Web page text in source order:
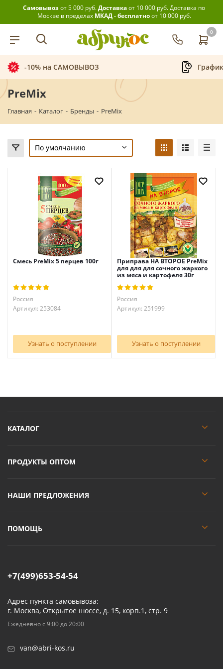
Самовывозот 5 000 руб.Доставкаот 10 000 руб.Доставка по
Москве в пределах МКАД - бесплатноот 10 000 руб.
0
-10% на САМОВЫВОЗ
PreMix
Главная - Каталог - Бренды - PreMix
По умолчанию
Смесь PreMix 5 перцев 100г
Россия
Артикул: 253084
Узнать о поступлении
Приправа НА ВТОРОЕ PreMix
для для для сочного жаркого
из мяса и картофеля 30г
Россия
Артикул: 251999
Узнать о поступлении
КАТАЛОГ
ПРОДУКТЫ ОПТОМ
НАШИ ПРЕДЛОЖЕНИЯ
ПОМОЩЬ
+7(499)653-54-54
Адрес пункта самовывоза:
г. Москва, Открытое шоссе, д. 15, корп.1, стр. 9
Ежедневно с 9:00 до 20:00
van@abri-kos.ru